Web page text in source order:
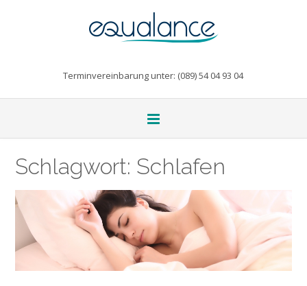
Terminvereinbarung unter: (089) 54 04 93 04
Schlagwort: Schlafen